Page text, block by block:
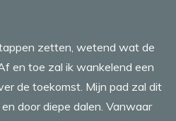
zetten, wetend wat de
en toe zal ik wankelend een
de toekomst. Mijn pad zal dit
door diepe dalen. Vanwaar